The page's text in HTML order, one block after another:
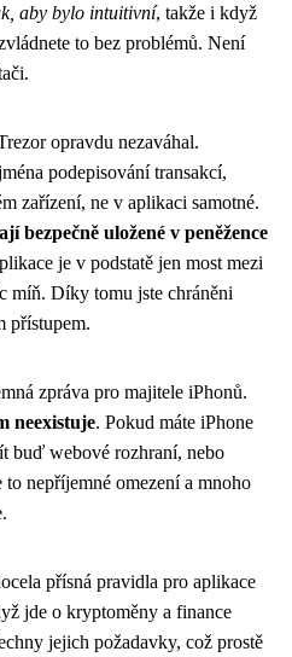
aby bylo intuitivní, takže i když
to bez problémů. Není
opravdu nezaváhal.
podepisování transakcí,
zařízení, ne v aplikaci samotné.
bezpečně uložené v peněžence
je v podstatě jen most mezi
míň. Díky tomu jste chráněni
přístupem.
zpráva pro majitele iPhonů.
neexistuje. Pokud máte iPhone
buď webové rozhraní, nebo
nepříjemné omezení a mnoho
přísná pravidla pro aplikace
jde o kryptoměny a finance
jejich požadavky, což prostě